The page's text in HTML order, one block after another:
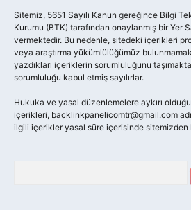
Sitemiz, 5651 Sayılı Kanun gereğince Bilgi
Kurumu (BTK) tarafından onaylanmış bir Yer
vermektedir. Bu nedenle, sitedeki içerikleri
veya araştırma yükümlülüğümüz
yazdıkları içeriklerin sorumluluğunu
sorumluluğu kabul etmiş sayılırlar.
Hukuka ve yasal düzenlemelere aykırı
içerikleri, backlinkpanelicomtr@gmail.com
ilgili içerikler yasal süre içerisinde sitemizden